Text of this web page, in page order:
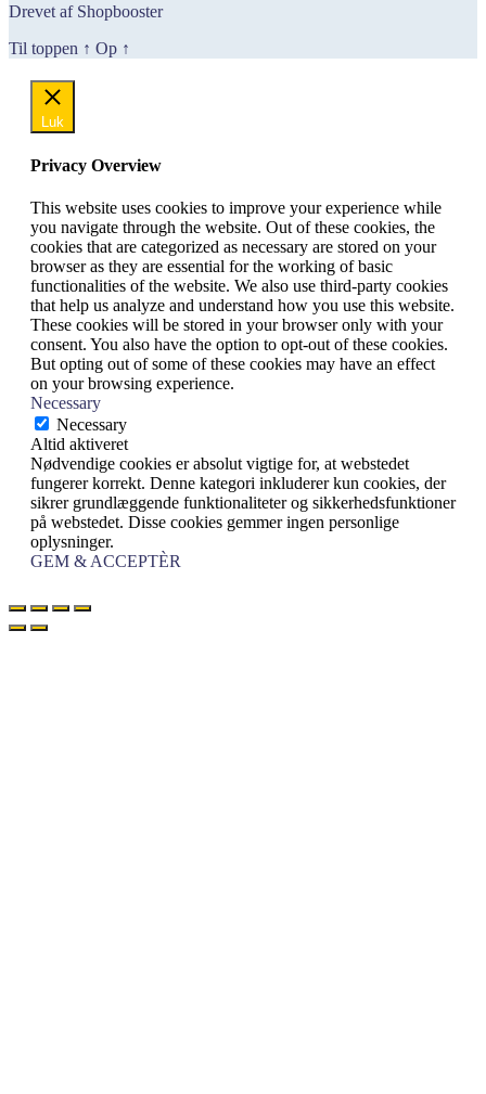
Drevet af Shopbooster
Til toppen ↑ Op ↑
Luk
Privacy Overview
This website uses cookies to improve your experience while
you navigate through the website. Out of these cookies, the
cookies that are categorized as necessary are stored on your
browser as they are essential for the working of basic
functionalities of the website. We also use third-party cookies
that help us analyze and understand how you use this website.
These cookies will be stored in your browser only with your
consent. You also have the option to opt-out of these cookies.
But opting out of some of these cookies may have an effect
on your browsing experience.
Necessary
Necessary
Altid aktiveret
Nødvendige cookies er absolut vigtige for, at webstedet
fungerer korrekt. Denne kategori inkluderer kun cookies, der
sikrer grundlæggende funktionaliteter og sikkerhedsfunktioner
på webstedet. Disse cookies gemmer ingen personlige
oplysninger.
GEM & ACCEPTÈR